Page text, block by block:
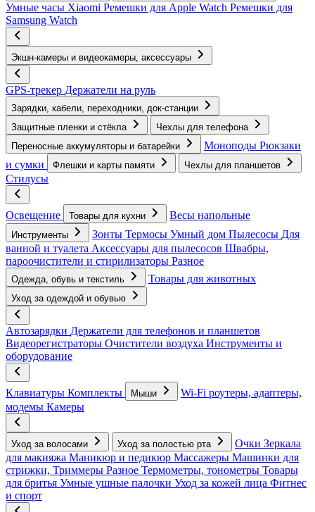
Умные часы Xiaomi Ремешки для Apple Watch Ремешки для
Samsung Watch
Экшн-камеры и видеокамеры, аксессуары
GPS-трекер Держатели на руль
Зарядки, кабели, переходники, док-станции
Защитные пленки и стёкла
Чехлы для телефона
Переносные аккумуляторы и батарейки
Моноподы Рюкзаки
и сумки
Флешки и карты памяти Чехлы для планшетов
Стилусы
Освещение Товары для кухни Весы напольные
Инструменты Зонты Термосы Умный дом Пылесосы Для
ванной и туалета Аксессуары для пылесосов Швабры,
пароочистители и стирилизаторы Разное
Одежда, обувь и текстиль Товары для животных
Уход за одеждой и обувью
Автозарядки Держатели для телефонов и планшетов
Видеорегистраторы Очистители воздуха Инструменты и
оборудование
Клавиатуры Комплекты Мыши
Wi-Fi роутеры, адаптеры,
модемы Камеры
Уход за волосами Уход за полостью рта Очки Зеркала
для макияжа Маникюр и педикюр Массажеры Машинки для
стрижки, Триммеры Разное Термометры, тонометры Товары
для бритья Умные ушные палочки Уход за кожей лица Фитнес
и спорт